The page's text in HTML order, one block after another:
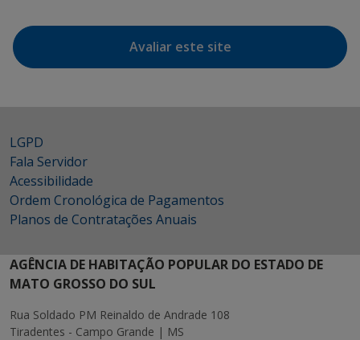
Avaliar este site
LGPD
Fala Servidor
Acessibilidade
Ordem Cronológica de Pagamentos
Planos de Contratações Anuais
AGÊNCIA DE HABITAÇÃO POPULAR DO ESTADO DE
MATO GROSSO DO SUL
Rua Soldado PM Reinaldo de Andrade 108
Tiradentes - Campo Grande | MS